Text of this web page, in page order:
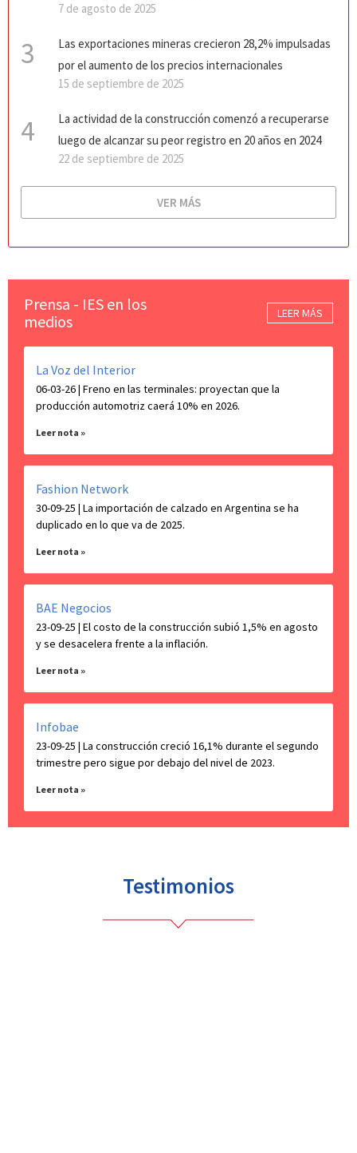
3
4
7 de agosto de 2025
Las exportaciones mineras crecieron 28,2% impulsadas
por el aumento de los precios internacionales
15 de septiembre de 2025
La actividad de la construcción comenzó a recuperarse
luego de alcanzar su peor registro en 20 años en 2024
22 de septiembre de 2025
VER MÁS
Prensa - IES en los
medios
LEER MÁS
La Voz del Interior
06-03-26 | Freno en las terminales: proyectan que la
producción automotriz caerá 10% en 2026.
Leer nota »
Fashion Network
30-09-25 | La importación de calzado en Argentina se ha
duplicado en lo que va de 2025.
Leer nota »
BAE Negocios
23-09-25 | El costo de la construcción subió 1,5% en agosto
y se desacelera frente a la inflación.
Leer nota »
Infobae
23-09-25 | La construcción creció 16,1% durante el segundo
trimestre pero sigue por debajo del nivel de 2023.
Leer nota »
Testimonios